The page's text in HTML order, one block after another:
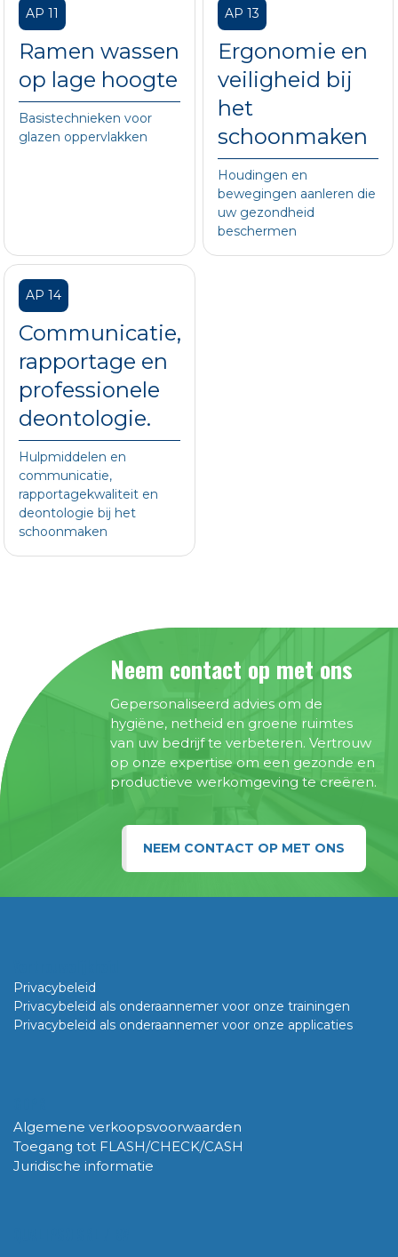
AP 11
Ramen wassen
op lage hoogte
Basistechnieken voor
glazen oppervlakken
AP 13
Ergonomie en
veiligheid bij
het
schoonmaken
Houdingen en
bewegingen aanleren die
uw gezondheid
beschermen
AP 14
Communicatie,
rapportage en
professionele
deontologie.
Hulpmiddelen en
communicatie,
rapportagekwaliteit en
deontologie bij het
schoonmaken
Neem contact op met ons
Gepersonaliseerd advies om de
hygiëne, netheid en groene ruimtes
van uw bedrijf te verbeteren. Vertrouw
op onze expertise om een gezonde en
productieve werkomgeving te creëren.
NEEM CONTACT OP MET ONS
Privacybeleid
Privacybeleid als onderaannemer voor onze trainingen
Privacybeleid als onderaannemer voor onze applicaties
Algemene verkoopsvoorwaarden
Toegang tot FLASH/CHECK/CASH
Juridische informatie